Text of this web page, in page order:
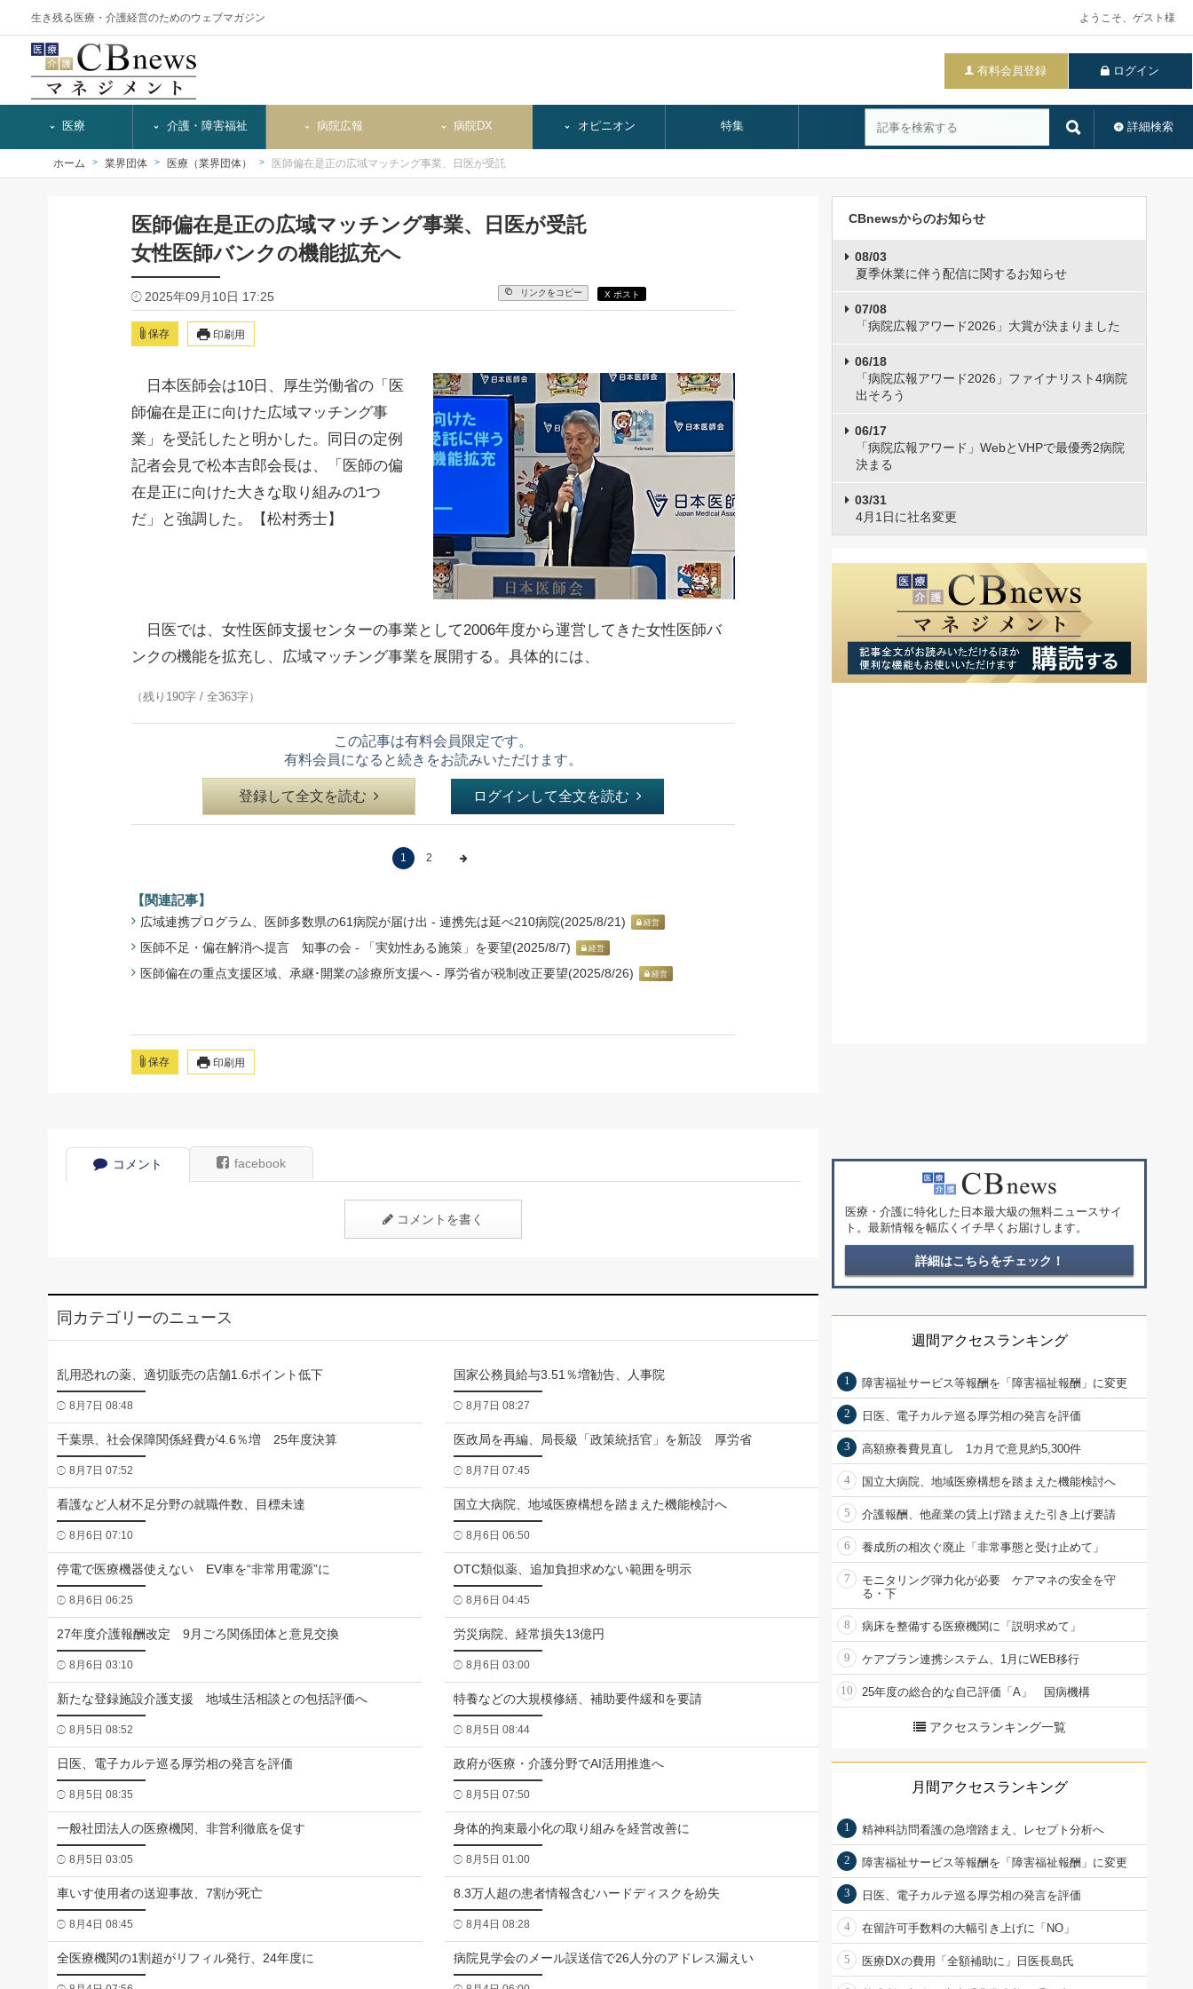
生き残る医療・介護経営のためのウェブマガジン ようこそ、ゲスト様
有料会員登録 ログイン
詳細検索
医療 介護・障害福祉 病院広報 病院DX オピニオン 特集
ホーム 業界団体 医療（業界団体） 医師偏在是正の広域マッチング事業、日医が受託
医師偏在是正の広域マッチング事業、日医が受託
女性医師バンクの機能拡充へ
2025年09月10日 17:25 リンクをコピー X ポスト
保存 印刷用
日本医師会は10日、厚生労働省の「医
師偏在是正に向けた広域マッチング事
業」を受託したと明かした。同日の定例
記者会見で松本吉郎会長は、「医師の偏
在是正に向けた大きな取り組みの1つ
だ」と強調した。【松村秀士】
日医では、女性医師支援センターの事業として2006年度から運営してきた女性医師バ
ンクの機能を拡充し、広域マッチング事業を展開する。具体的には、
（残り190字 / 全363字）
この記事は有料会員限定です。
有料会員になると続きをお読みいただけます。
登録して全文を読む ログインして全文を読む
1 2
【関連記事】
広域連携プログラム、医師多数県の61病院が届け出 - 連携先は延べ210病院(2025/8/21) 経営
医師不足・偏在解消へ提言 知事の会 - 「実効性ある施策」を要望(2025/8/7) 経営
医師偏在の重点支援区域、承継･開業の診療所支援へ - 厚労省が税制改正要望(2025/8/26) 経営
保存 印刷用
コメント facebook
コメントを書く
同カテゴリーのニュース
乱用恐れの薬、適切販売の店舗1.6ポイント低下
8月7日 08:48
国家公務員給与3.51％増勧告、人事院
8月7日 08:27
千葉県、社会保障関係経費が4.6％増 25年度決算
8月7日 07:52
医政局を再編、局長級「政策統括官」を新設 厚労省
8月7日 07:45
看護など人材不足分野の就職件数、目標未達
8月6日 07:10
国立大病院、地域医療構想を踏まえた機能検討へ
8月6日 06:50
停電で医療機器使えない EV車を“非常用電源”に
8月6日 06:25
OTC類似薬、追加負担求めない範囲を明示
8月6日 04:45
27年度介護報酬改定 9月ごろ関係団体と意見交換
8月6日 03:10
労災病院、経常損失13億円
8月6日 03:00
新たな登録施設介護支援 地域生活相談との包括評価へ
8月5日 08:52
特養などの大規模修繕、補助要件緩和を要請
8月5日 08:44
日医、電子カルテ巡る厚労相の発言を評価
8月5日 08:35
政府が医療・介護分野でAI活用推進へ
8月5日 07:50
一般社団法人の医療機関、非営利徹底を促す
8月5日 03:05
身体的拘束最小化の取り組みを経営改善に
8月5日 01:00
車いす使用者の送迎事故、7割が死亡
8月4日 08:45
8.3万人超の患者情報含むハードディスクを紛失
8月4日 08:28
全医療機関の1割超がリフィル発行、24年度に 病院見学会のメール誤送信で26人分のアドレス漏えい
CBnewsからのお知らせ
08/03
夏季休業に伴う配信に関するお知らせ
07/08
「病院広報アワード2026」大賞が決まりました
06/18
「病院広報アワード2026」ファイナリスト4病院
出そろう
06/17
「病院広報アワード」WebとVHPで最優秀2病院
決まる
03/31
4月1日に社名変更
医療・介護に特化した日本最大級の無料ニュースサイ
ト。最新情報を幅広くイチ早くお届けします。
詳細はこちらをチェック！
週間アクセスランキング
1 障害福祉サービス等報酬を「障害福祉報酬」に変更
2 日医、電子カルテ巡る厚労相の発言を評価
3 高額療養費見直し 1カ月で意見約5,300件
4 国立大病院、地域医療構想を踏まえた機能検討へ
5 介護報酬、他産業の賃上げ踏まえた引き上げ要請
6 養成所の相次ぐ廃止「非常事態と受け止めて」
7
モニタリング弾力化が必要 ケアマネの安全を守
る・下
8 病床を整備する医療機関に「説明求めて」
9 ケアプラン連携システム、1月にWEB移行
10 25年度の総合的な自己評価「A」 国病機構
アクセスランキング一覧
月間アクセスランキング
1 精神科訪問看護の急増踏まえ、レセプト分析へ
2 障害福祉サービス等報酬を「障害福祉報酬」に変更
3 日医、電子カルテ巡る厚労相の発言を評価
4 在留許可手数料の大幅引き上げに「NO」
5 医療DXの費用「全額補助に」日医長島氏